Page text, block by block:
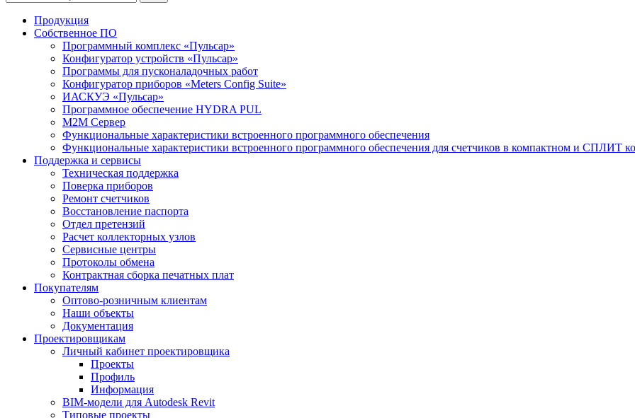
Продукция
Собственное ПО
Программный комплекс «Пульсар»
Конфигуратор устройств «Пульсар»
Программы для пусконаладочных работ
Конфигуратор приборов «Meters Config Suite»
ИАСКУЭ «Пульсар»
Программное обеспечение HYDRA PUL
M2M Сервер
Функциональные характеристики встроенного программного обеспечения
Функциональные характеристики встроенного программного обеспечения для счетчиков в компактном и СПЛИТ
Поддержка и сервисы
Техническая поддержка
Поверка приборов
Ремонт счетчиков
Восстановление паспорта
Отдел претензий
Расчет коллекторных узлов
Сервисные центры
Протоколы обмена
Контрактная сборка печатных плат
Покупателям
Оптово-розничным клиентам
Наши объекты
Документация
Проектировщикам
Личный кабинет проектировщика
Проекты
Профиль
Информация
BIM-модели для Autodesk Revit
Типовые проекты